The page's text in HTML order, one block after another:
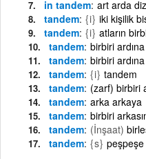
in tandem art arda
tandem {i} iki kişilik
tandem {i} atların
tandem birbiri
tandem birbiri
tandem {i} tandem
tandem (zarf) birbiri
tandem arka arkaya
tandem birbiri
tandem (İnşaat)
tandem {s} peşpeşe